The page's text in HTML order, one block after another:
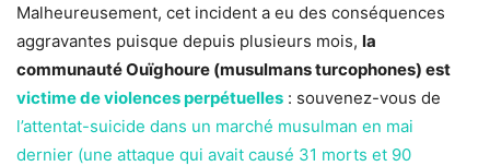
Malheureusement, cet incident a eu des conséquences
aggravantes puisque depuis plusieurs mois, la
communauté Ouïghoure (musulmans turcophones) est
victime de violences perpétuelles : souvenez-vous de
l’attentat-suicide dans un marché musulman en mai
dernier (une attaque qui avait causé 31 morts et 90